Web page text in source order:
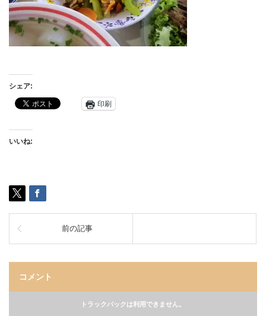
シェア:
印刷
いいね:
前の記事
コメント
トラックバックは利用できません。